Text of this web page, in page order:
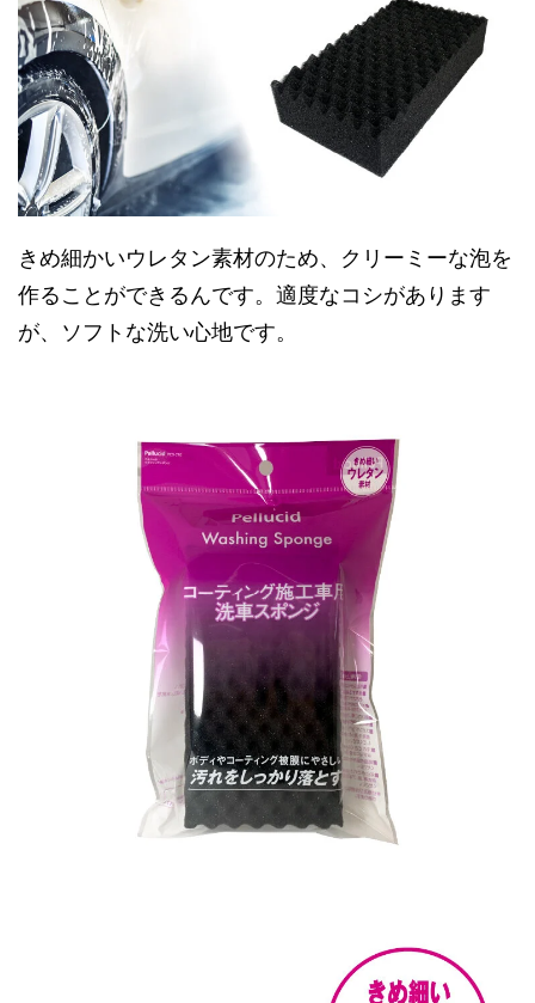
きめ細かいウレタン素材のため、クリーミーな泡を
作ることができるんです。適度なコシがあります
が、ソフトな洗い心地です。